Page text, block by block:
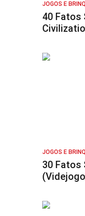
JOGOS E
40 Fatos
JOGOS E
30 Fatos